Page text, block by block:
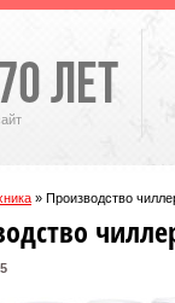
» Производство